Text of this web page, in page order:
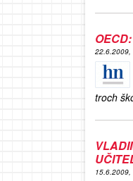
22.6.2009,
troch
15.6.2009,